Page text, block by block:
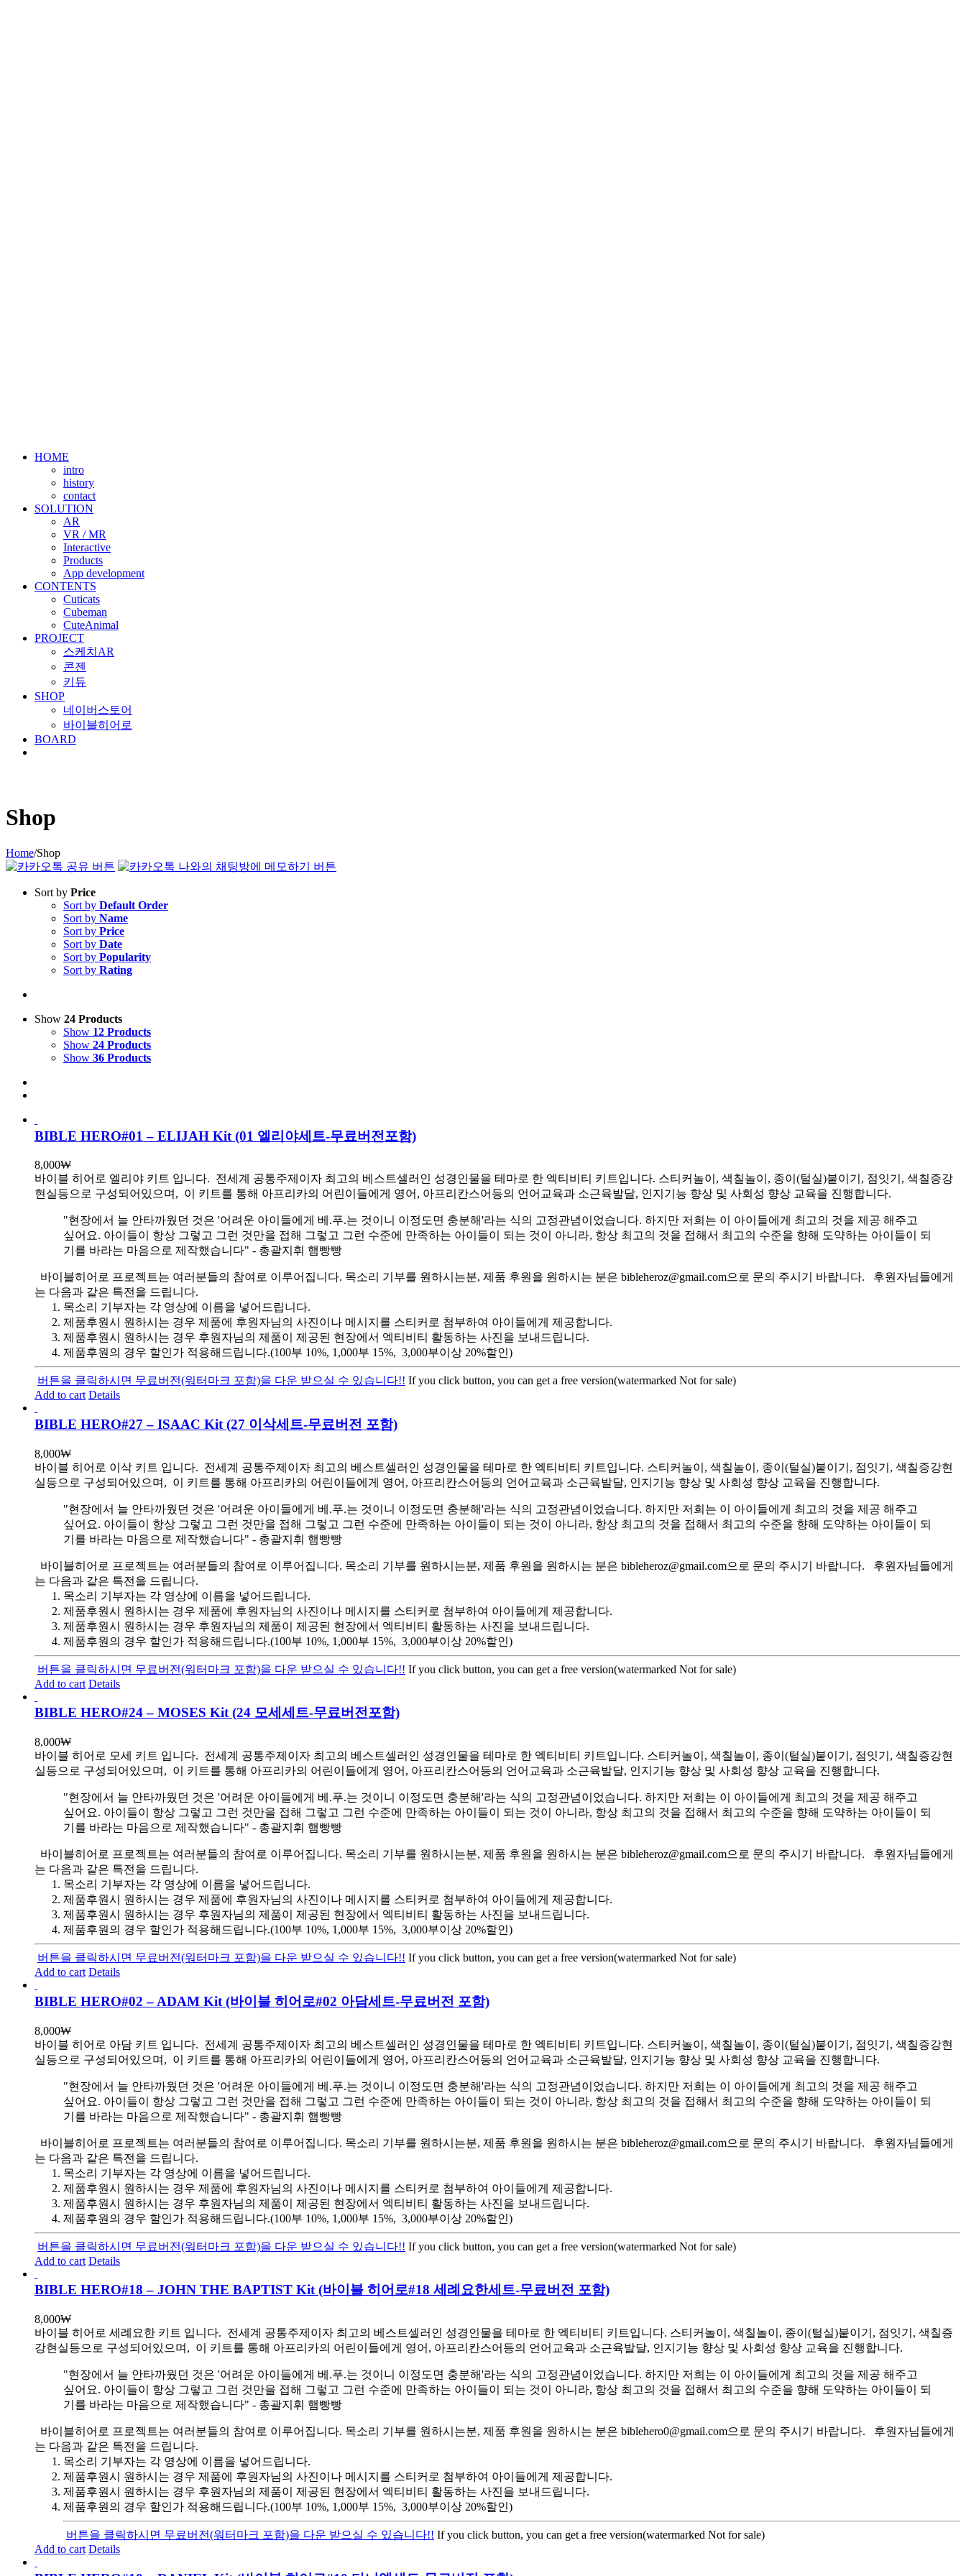
HOME
intro
history
contact
SOLUTION
AR
VR / MR
Interactive
Products
App development
CONTENTS
Cuticats
Cubeman
CuteAnimal
PROJECT
스케치AR
콘젠
키듀
SHOP
네이버스토어
바이블히어로
BOARD
Shop
Home/Shop
Sort by Price
Sort by Default Order
Sort by Name
Sort by Price
Sort by Date
Sort by Popularity
Sort by Rating
Show 24 Products
Show 12 Products
Show 24 Products
Show 36 Products
BIBLE HERO#01 – ELIJAH Kit (01 엘리야세트-무료버전포함)
8,000₩
바이블 히어로 엘리야 키트 입니다. 전세계 공통주제이자 최고의 베스트셀러인 성경인물을 테마로 한 엑티비티 키트입니다. 스티커놀이, 색칠놀이, 종이(털실)붙이기, 점잇기, 색칠증강
현실등으로 구성되어있으며, 이 키트를 통해 아프리카의 어린이들에게 영어, 아프리칸스어등의 언어교육과 소근육발달, 인지기능 향상 및 사회성 향상 교육을 진행합니다.
"현장에서 늘 안타까웠던 것은 '어려운 아이들에게 베.푸.는 것이니 이정도면 충분해'라는 식의 고정관념이었습니다. 하지만 저희는 이 아이들에게 최고의 것을 제공 해주고
싶어요. 아이들이 항상 그렇고 그런 것만을 접해 그렇고 그런 수준에 만족하는 아이들이 되는 것이 아니라, 항상 최고의 것을 접해서 최고의 수준을 향해 도약하는 아이들이 되
기를 바라는 마음으로 제작했습니다" - 총괄지휘 햄빵빵
바이블히어로 프로젝트는 여러분들의 참여로 이루어집니다. 목소리 기부를 원하시는분, 제품 후원을 원하시는 분은 bibleheroz@gmail.com으로 문의 주시기 바랍니다. 후원자님들에게
는 다음과 같은 특전을 드립니다.
목소리 기부자는 각 영상에 이름을 넣어드립니다.
제품후원시 원하시는 경우 제품에 후원자님의 사진이나 메시지를 스티커로 첨부하여 아이들에게 제공합니다.
제품후원시 원하시는 경우 후원자님의 제품이 제공된 현장에서 엑티비티 활동하는 사진을 보내드립니다.
제품후원의 경우 할인가 적용해드립니다.(100부 10%, 1,000부 15%, 3,000부이상 20%할인)
버튼을 클릭하시면 무료버전(워터마크 포함)을 다운 받으실 수 있습니다!! If you click button, you can get a free version(watermarked Not for sale)
Add to cart Details
BIBLE HERO#27 – ISAAC Kit (27 이삭세트-무료버전 포함)
8,000₩
바이블 히어로 이삭 키트 입니다. 전세계 공통주제이자 최고의 베스트셀러인 성경인물을 테마로 한 엑티비티 키트입니다. 스티커놀이, 색칠놀이, 종이(털실)붙이기, 점잇기, 색칠증강현
실등으로 구성되어있으며, 이 키트를 통해 아프리카의 어린이들에게 영어, 아프리칸스어등의 언어교육과 소근육발달, 인지기능 향상 및 사회성 향상 교육을 진행합니다.
"현장에서 늘 안타까웠던 것은 '어려운 아이들에게 베.푸.는 것이니 이정도면 충분해'라는 식의 고정관념이었습니다. 하지만 저희는 이 아이들에게 최고의 것을 제공 해주고
싶어요. 아이들이 항상 그렇고 그런 것만을 접해 그렇고 그런 수준에 만족하는 아이들이 되는 것이 아니라, 항상 최고의 것을 접해서 최고의 수준을 향해 도약하는 아이들이 되
기를 바라는 마음으로 제작했습니다" - 총괄지휘 햄빵빵
바이블히어로 프로젝트는 여러분들의 참여로 이루어집니다. 목소리 기부를 원하시는분, 제품 후원을 원하시는 분은 bibleheroz@gmail.com으로 문의 주시기 바랍니다. 후원자님들에게
는 다음과 같은 특전을 드립니다.
목소리 기부자는 각 영상에 이름을 넣어드립니다.
제품후원시 원하시는 경우 제품에 후원자님의 사진이나 메시지를 스티커로 첨부하여 아이들에게 제공합니다.
제품후원시 원하시는 경우 후원자님의 제품이 제공된 현장에서 엑티비티 활동하는 사진을 보내드립니다.
제품후원의 경우 할인가 적용해드립니다.(100부 10%, 1,000부 15%, 3,000부이상 20%할인)
버튼을 클릭하시면 무료버전(워터마크 포함)을 다운 받으실 수 있습니다!! If you click button, you can get a free version(watermarked Not for sale)
Add to cart Details
BIBLE HERO#24 – MOSES Kit (24 모세세트-무료버전포함)
8,000₩
바이블 히어로 모세 키트 입니다. 전세계 공통주제이자 최고의 베스트셀러인 성경인물을 테마로 한 엑티비티 키트입니다. 스티커놀이, 색칠놀이, 종이(털실)붙이기, 점잇기, 색칠증강현
실등으로 구성되어있으며, 이 키트를 통해 아프리카의 어린이들에게 영어, 아프리칸스어등의 언어교육과 소근육발달, 인지기능 향상 및 사회성 향상 교육을 진행합니다.
"현장에서 늘 안타까웠던 것은 '어려운 아이들에게 베.푸.는 것이니 이정도면 충분해'라는 식의 고정관념이었습니다. 하지만 저희는 이 아이들에게 최고의 것을 제공 해주고
싶어요. 아이들이 항상 그렇고 그런 것만을 접해 그렇고 그런 수준에 만족하는 아이들이 되는 것이 아니라, 항상 최고의 것을 접해서 최고의 수준을 향해 도약하는 아이들이 되
기를 바라는 마음으로 제작했습니다" - 총괄지휘 햄빵빵
바이블히어로 프로젝트는 여러분들의 참여로 이루어집니다. 목소리 기부를 원하시는분, 제품 후원을 원하시는 분은 bibleheroz@gmail.com으로 문의 주시기 바랍니다. 후원자님들에게
는 다음과 같은 특전을 드립니다.
목소리 기부자는 각 영상에 이름을 넣어드립니다.
제품후원시 원하시는 경우 제품에 후원자님의 사진이나 메시지를 스티커로 첨부하여 아이들에게 제공합니다.
제품후원시 원하시는 경우 후원자님의 제품이 제공된 현장에서 엑티비티 활동하는 사진을 보내드립니다.
제품후원의 경우 할인가 적용해드립니다.(100부 10%, 1,000부 15%, 3,000부이상 20%할인)
버튼을 클릭하시면 무료버전(워터마크 포함)을 다운 받으실 수 있습니다!! If you click button, you can get a free version(watermarked Not for sale)
Add to cart Details
BIBLE HERO#02 – ADAM Kit (바이블 히어로#02 아담세트-무료버전 포함)
8,000₩
바이블 히어로 아담 키트 입니다. 전세계 공통주제이자 최고의 베스트셀러인 성경인물을 테마로 한 엑티비티 키트입니다. 스티커놀이, 색칠놀이, 종이(털실)붙이기, 점잇기, 색칠증강현
실등으로 구성되어있으며, 이 키트를 통해 아프리카의 어린이들에게 영어, 아프리칸스어등의 언어교육과 소근육발달, 인지기능 향상 및 사회성 향상 교육을 진행합니다.
"현장에서 늘 안타까웠던 것은 '어려운 아이들에게 베.푸.는 것이니 이정도면 충분해'라는 식의 고정관념이었습니다. 하지만 저희는 이 아이들에게 최고의 것을 제공 해주고
싶어요. 아이들이 항상 그렇고 그런 것만을 접해 그렇고 그런 수준에 만족하는 아이들이 되는 것이 아니라, 항상 최고의 것을 접해서 최고의 수준을 향해 도약하는 아이들이 되
기를 바라는 마음으로 제작했습니다" - 총괄지휘 햄빵빵
바이블히어로 프로젝트는 여러분들의 참여로 이루어집니다. 목소리 기부를 원하시는분, 제품 후원을 원하시는 분은 bibleheroz@gmail.com으로 문의 주시기 바랍니다. 후원자님들에게
는 다음과 같은 특전을 드립니다.
목소리 기부자는 각 영상에 이름을 넣어드립니다.
제품후원시 원하시는 경우 제품에 후원자님의 사진이나 메시지를 스티커로 첨부하여 아이들에게 제공합니다.
제품후원시 원하시는 경우 후원자님의 제품이 제공된 현장에서 엑티비티 활동하는 사진을 보내드립니다.
제품후원의 경우 할인가 적용해드립니다.(100부 10%, 1,000부 15%, 3,000부이상 20%할인)
버튼을 클릭하시면 무료버전(워터마크 포함)을 다운 받으실 수 있습니다!! If you click button, you can get a free version(watermarked Not for sale)
Add to cart Details
BIBLE HERO#18 – JOHN THE BAPTIST Kit (바이블 히어로#18 세례요한세트-무료버전 포함)
8,000₩
바이블 히어로 세례요한 키트 입니다. 전세계 공통주제이자 최고의 베스트셀러인 성경인물을 테마로 한 엑티비티 키트입니다. 스티커놀이, 색칠놀이, 종이(털실)붙이기, 점잇기, 색칠증
강현실등으로 구성되어있으며, 이 키트를 통해 아프리카의 어린이들에게 영어, 아프리칸스어등의 언어교육과 소근육발달, 인지기능 향상 및 사회성 향상 교육을 진행합니다.
"현장에서 늘 안타까웠던 것은 '어려운 아이들에게 베.푸.는 것이니 이정도면 충분해'라는 식의 고정관념이었습니다. 하지만 저희는 이 아이들에게 최고의 것을 제공 해주고
싶어요. 아이들이 항상 그렇고 그런 것만을 접해 그렇고 그런 수준에 만족하는 아이들이 되는 것이 아니라, 항상 최고의 것을 접해서 최고의 수준을 향해 도약하는 아이들이 되
기를 바라는 마음으로 제작했습니다" - 총괄지휘 햄빵빵
바이블히어로 프로젝트는 여러분들의 참여로 이루어집니다. 목소리 기부를 원하시는분, 제품 후원을 원하시는 분은 biblehero0@gmail.com으로 문의 주시기 바랍니다. 후원자님들에게
는 다음과 같은 특전을 드립니다.
목소리 기부자는 각 영상에 이름을 넣어드립니다.
제품후원시 원하시는 경우 제품에 후원자님의 사진이나 메시지를 스티커로 첨부하여 아이들에게 제공합니다.
제품후원시 원하시는 경우 후원자님의 제품이 제공된 현장에서 엑티비티 활동하는 사진을 보내드립니다.
제품후원의 경우 할인가 적용해드립니다.(100부 10%, 1,000부 15%, 3,000부이상 20%할인)
버튼을 클릭하시면 무료버전(워터마크 포함)을 다운 받으실 수 있습니다!! If you click button, you can get a free version(watermarked Not for sale)
Add to cart Details